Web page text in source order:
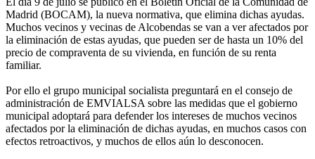
Madrid (BOCAM), la nueva normativa, que elimina dichas ayudas.
Muchos vecinos y vecinas de Alcobendas se van a ver afectados por
la eliminación de estas ayudas, que pueden ser de hasta un 10% del
precio de compraventa de su vivienda, en función de su renta
familiar.
Por ello el grupo municipal socialista preguntará en el consejo de
administración de EMVIALSA sobre las medidas que el gobierno
municipal adoptará para defender los intereses de muchos vecinos
afectados por la eliminación de dichas ayudas, en muchos casos con
efectos retroactivos, y muchos de ellos aún lo desconocen.